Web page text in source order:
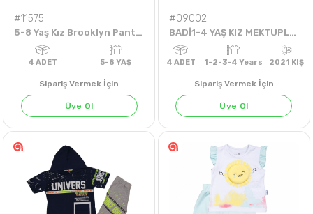
#11575
5-8 Yaş Kız Brooklyn Pantolonlu Takım
ADET 5-8 YAŞ
Sipariş Vermek İçin
Üye Ol
SARI
#09002
BADİ1-4 YAŞ KIZ MEKTUPLU KEDİ TEK BADİ
ADET 1-2-3-4 Years
Sipariş Vermek İçin
Üye Ol